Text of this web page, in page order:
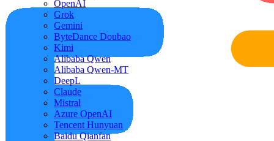
OpenAI
Grok
Gemini
ByteDance Doubao
Kimi
Alibaba Qwen
Alibaba Qwen-MT
DeepL
Claude
Mistral
Azure OpenAI
Tencent Hunyuan
Baidu Qianfan